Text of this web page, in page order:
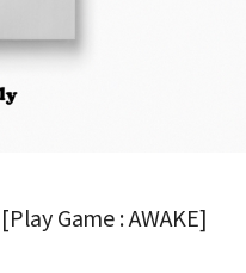
Game : AWAKE]